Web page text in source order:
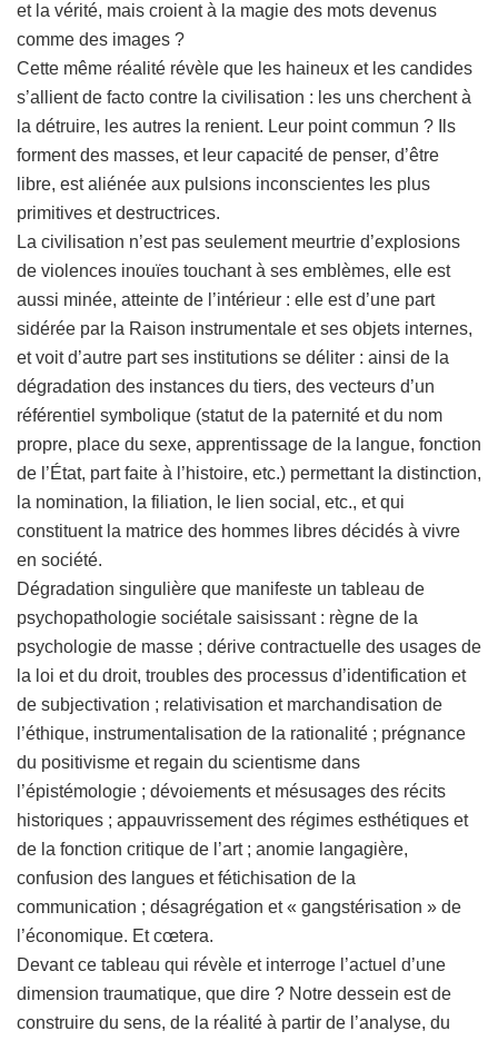
et la vérité, mais croient à la magie des mots devenus
comme des images ?
Cette même réalité révèle que les haineux et les candides
s’allient de facto contre la civilisation : les uns cherchent à
la détruire, les autres la renient. Leur point commun ? Ils
forment des masses, et leur capacité de penser, d’être
libre, est aliénée aux pulsions inconscientes les plus
primitives et destructrices.
La civilisation n’est pas seulement meurtrie d’explosions
de violences inouïes touchant à ses emblèmes, elle est
aussi minée, atteinte de l’intérieur : elle est d’une part
sidérée par la Raison instrumentale et ses objets internes,
et voit d’autre part ses institutions se déliter : ainsi de la
dégradation des instances du tiers, des vecteurs d’un
référentiel symbolique (statut de la paternité et du nom
propre, place du sexe, apprentissage de la langue, fonction
de l’État, part faite à l’histoire, etc.) permettant la distinction,
la nomination, la filiation, le lien social, etc., et qui
constituent la matrice des hommes libres décidés à vivre
en société.
Dégradation singulière que manifeste un tableau de
psychopathologie sociétale saisissant : règne de la
psychologie de masse ; dérive contractuelle des usages de
la loi et du droit, troubles des processus d’identification et
de subjectivation ; relativisation et marchandisation de
l’éthique, instrumentalisation de la rationalité ; prégnance
du positivisme et regain du scientisme dans
l’épistémologie ; dévoiements et mésusages des récits
historiques ; appauvrissement des régimes esthétiques et
de la fonction critique de l’art ; anomie langagière,
confusion des langues et fétichisation de la
communication ; désagrégation et « gangstérisation » de
l’économique. Et cœtera.
Devant ce tableau qui révèle et interroge l’actuel d’une
dimension traumatique, que dire ? Notre dessein est de
construire du sens, de la réalité à partir de l’analyse, du